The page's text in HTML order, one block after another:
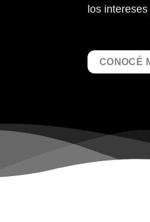
los
CONOCÉ